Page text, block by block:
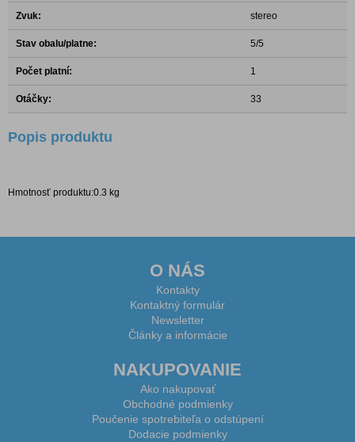
Zvuk: stereo
Stav obalu/platne: 5/5
Počet platní: 1
Otáčky: 33
Popis produktu
Hmotnosť produktu:0.3 kg
O NÁS
Kontakty
Kontaktný formulár
Newsletter
Články a informácie
NAKUPOVANIE
Ako nakupovať
Obchodné podmienky
Poučenie spotrebiteľa o odstúpení
Dodacie podmienky